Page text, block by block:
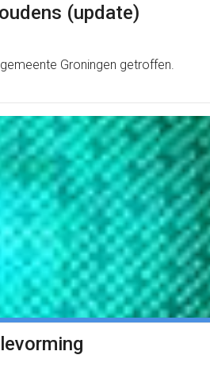
(update)
Groningen getroffen.